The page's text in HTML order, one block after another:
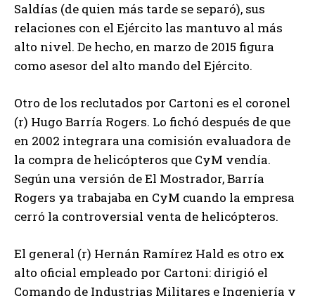
Saldías (de quien más tarde se separó), sus
relaciones con el Ejército las mantuvo al más
alto nivel. De hecho, en marzo de 2015 figura
como asesor del alto mando del Ejército.
Otro de los reclutados por Cartoni es el coronel
(r) Hugo Barría Rogers. Lo fichó después de que
en 2002 integrara una comisión evaluadora de
la compra de helicópteros que CyM vendía.
Según una versión de El Mostrador, Barría
Rogers ya trabajaba en CyM cuando la empresa
cerró la controversial venta de helicópteros.
El general (r) Hernán Ramírez Hald es otro ex
alto oficial empleado por Cartoni: dirigió el
Comando de Industrias Militares e Ingeniería y